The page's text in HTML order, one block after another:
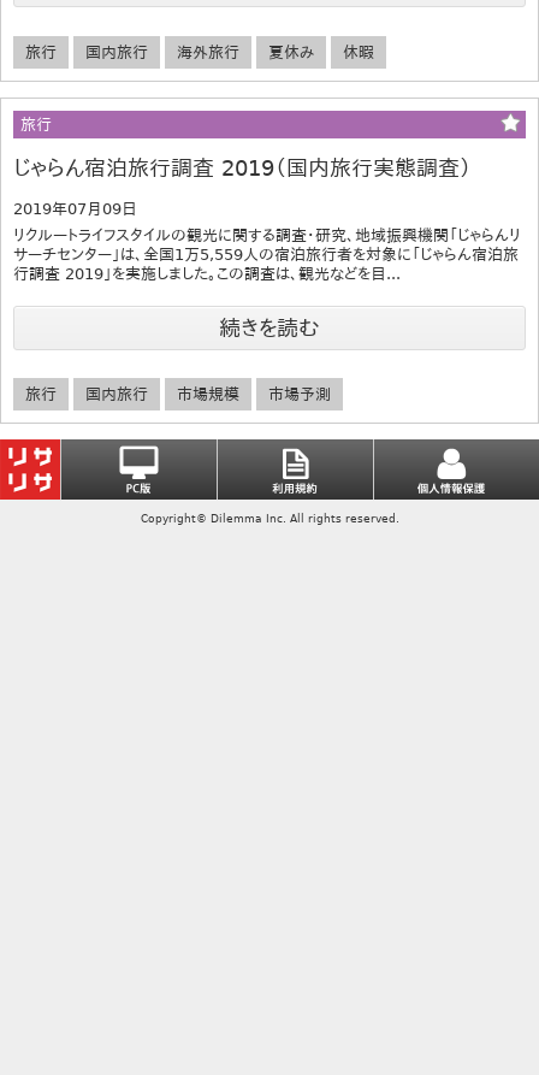
旅行 国内旅行 海外旅行 夏休み 休暇
旅行
じゃらん宿泊旅行調査 2019（国内旅行実態調査）
2019年07月09日
リクルートライフスタイルの観光に関する調査・研究、地域振興機関「じゃらんリ
サーチセンター」は、全国1万5,559人の宿泊旅行者を対象に「じゃらん宿泊旅
行調査 2019」を実施しました。この調査は、観光などを目...
続きを読む
旅行 国内旅行 市場規模 市場予測
Copyright© Dilemma Inc. All rights reserved.